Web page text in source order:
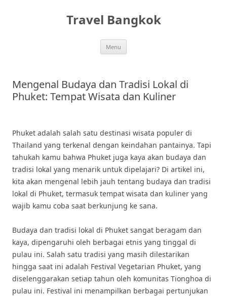
Travel Bangkok
Menu
Mengenal Budaya dan Tradisi Lokal di
Phuket: Tempat Wisata dan Kuliner
Phuket adalah salah satu destinasi wisata populer di
Thailand yang terkenal dengan keindahan pantainya. Tapi
tahukah kamu bahwa Phuket juga kaya akan budaya dan
tradisi lokal yang menarik untuk dipelajari? Di artikel ini,
kita akan mengenal lebih jauh tentang budaya dan tradisi
lokal di Phuket, termasuk tempat wisata dan kuliner yang
wajib kamu coba saat berkunjung ke sana.
Budaya dan tradisi lokal di Phuket sangat beragam dan
kaya, dipengaruhi oleh berbagai etnis yang tinggal di
pulau ini. Salah satu tradisi yang masih dilestarikan
hingga saat ini adalah Festival Vegetarian Phuket, yang
diselenggarakan setiap tahun oleh komunitas Tionghoa di
pulau ini. Festival ini menampilkan berbagai pertunjukan